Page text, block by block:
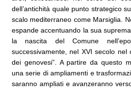
dell’antichità quale punto strategico
scalo mediterraneo come Marsiglia.
espande accentuando la sua
la nascita del Comune
successivamente, nel XVI secolo nel
dei genovesi”. A partire da questo
una serie di ampliamenti e
saranno ampliati e avanzeranno